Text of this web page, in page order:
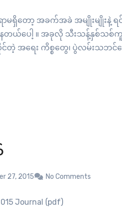
မရှိတော့ အခက်အခဲ အမျိုးမျိုးနဲ့
တယ်ပေါ့ ။ အခုလို သီးသန့်နှစ်သစ်ကူ
တဲ့ အရေး ကိစ္စတွေ၊ ပွဲလမ်းသဘ
27, 2015 No Comments
Journal (pdf)